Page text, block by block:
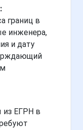
границ в
инженера,
и дату
из ЕГРН в